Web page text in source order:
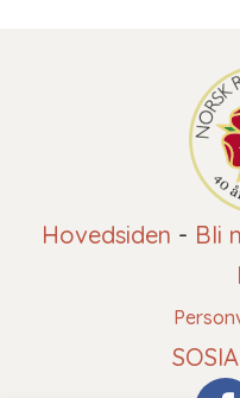
Hovedsiden - Bli